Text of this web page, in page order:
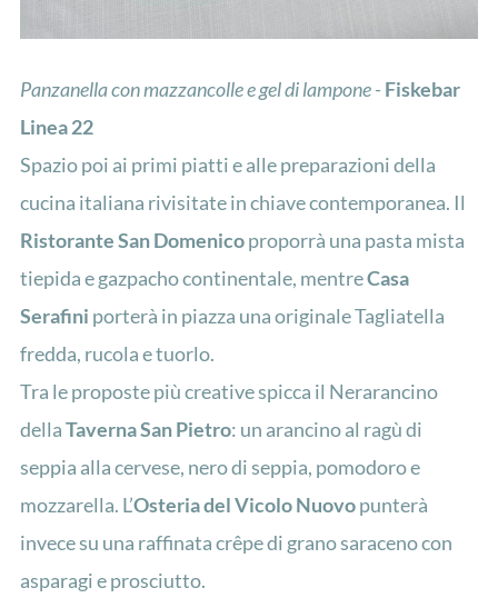
Panzanella con mazzancolle e gel di lampone - Fiskebar
Linea 22
Spazio poi ai primi piatti e alle preparazioni della
cucina italiana rivisitate in chiave contemporanea. Il
Ristorante San Domenicoproporrà una pasta mista
tiepida e gazpacho continentale, mentreCasa
Serafini porterà in piazza una originale Tagliatella
fredda, rucola e tuorlo.
Tra le proposte più creative spicca il Nerarancino
dellaTaverna San Pietro: un arancino al ragù di
seppia alla cervese, nero di seppia, pomodoro e
mozzarella. L’Osteria del Vicolo Nuovopunterà
invece su una raffinata crêpe di grano saraceno con
asparagi e prosciutto.